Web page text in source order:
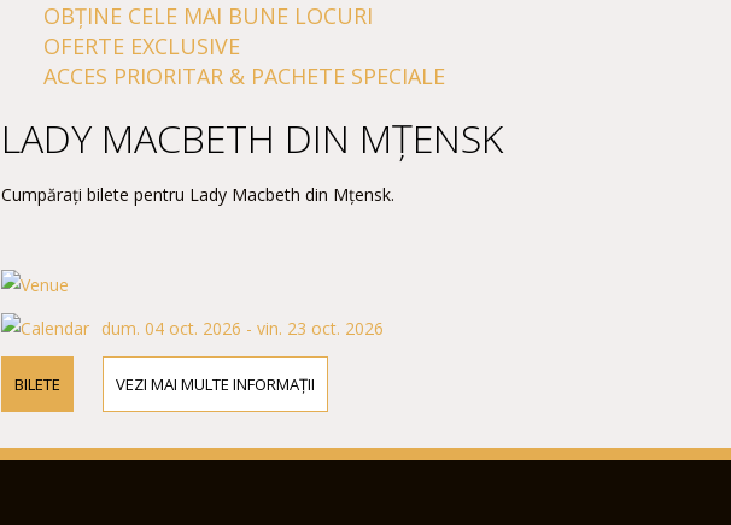
OBȚINE CELE MAI BUNE LOCURI
OFERTE EXCLUSIVE
ACCES PRIORITAR & PACHETE SPECIALE
LADY MACBETH DIN MȚENSK
Cumpărați bilete pentru Lady Macbeth din Mțensk.
dum. 04 oct. 2026 - vin. 23 oct. 2026
BILETE VEZI MAI MULTE INFORMAȚII